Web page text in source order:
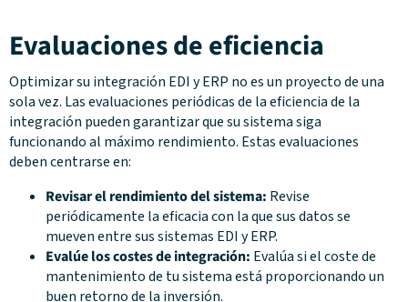
Evaluaciones de eficiencia
Optimizar su integración EDI y ERP no es un proyecto de una
sola vez. Las evaluaciones periódicas de la eficiencia de la
integración pueden garantizar que su sistema siga
funcionando al máximo rendimiento. Estas evaluaciones
deben centrarse en:
Revisar el rendimiento del sistema: Revise
periódicamente la eficacia con la que sus datos se
mueven entre sus sistemas EDI y ERP.
Evalúe los costes de integración: Evalúa si el coste de
mantenimiento de tu sistema está proporcionando un
buen retorno de la inversión.